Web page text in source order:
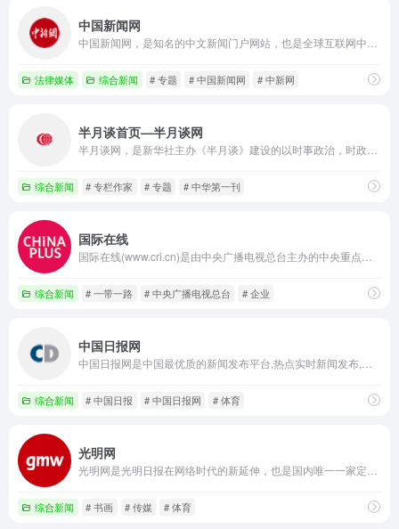
中国新闻网
法律媒体 综合新闻 # 专题 # 中国新闻网 # 中新网
半月谈首页—半月谈网
综合新闻 # 专栏作家 # 专题 # 中华第一刊
国际在线
综合新闻 # 一带一路 # 中央广播电视总台 # 企业
中国日报网
综合新闻 # 中国日报 # 中国日报网 # 体育
光明网
综合新闻 # 书画 # 传媒 # 体育